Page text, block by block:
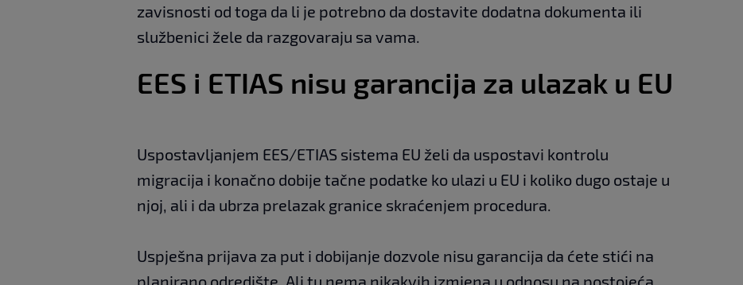
zavisnosti od toga da li je potrebno da dostavite dodatna dokumenta ili
službenici žele da razgovaraju sa vama.
EES i ETIAS nisu garancija za ulazak u EU
Uspostavljanjem EES/ETIAS sistema EU želi da uspostavi kontrolu
migracija i konačno dobije tačne podatke ko ulazi u EU i koliko dugo ostaje u
njoj, ali i da ubrza prelazak granice skraćenjem procedura.
Uspješna prijava za put i dobijanje dozvole nisu garancija da ćete stići na
planirano odredište. Ali tu nema nikakvih izmjena u odnosu na postojeća